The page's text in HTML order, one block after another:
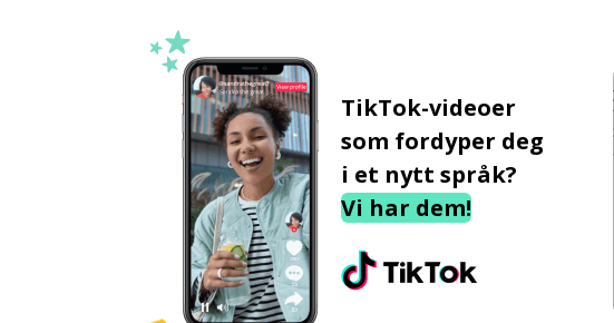
TikTok-videoer
som fordyper deg
i et nytt språk?
Vi har dem!